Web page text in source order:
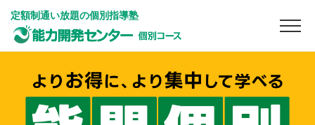
定額制通い放題の個別指導塾